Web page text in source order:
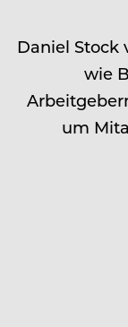
Daniel Stock
wie
um